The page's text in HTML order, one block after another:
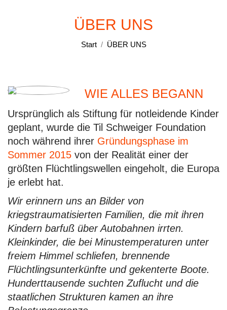
ÜBER UNS
Sie befinden sich hier:
Start ÜBER UNS
WIE ALLES BEGANN
Ursprünglich als Stiftung für notleidende Kinder
geplant, wurde die Til Schweiger Foundation
noch während ihrer Gründungsphase im
Sommer 2015 von der Realität einer der
größten Flüchtlingswellen eingeholt, die Europa
je erlebt hat.
Wir erinnern uns an Bilder von
kriegstraumatisierten Familien, die mit ihren
Kindern barfuß über Autobahnen irrten.
Kleinkinder, die bei Minustemperaturen unter
freiem Himmel schliefen, brennende
Flüchtlingsunterkünfte und gekenterte Boote.
Hunderttausende suchten Zuflucht und die
staatlichen Strukturen kamen an ihre